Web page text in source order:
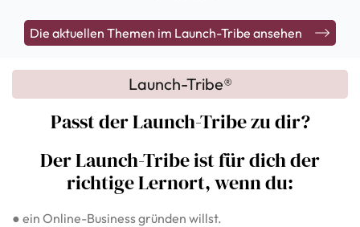
Die aktuellen Themen im Launch-Tribe ansehen
Launch-Tribe®
Passt der Launch-Tribe zu dir?
Der Launch-Tribe ist für dich der
richtige Lernort, wenn du:
● ein Online-Business gründen willst.